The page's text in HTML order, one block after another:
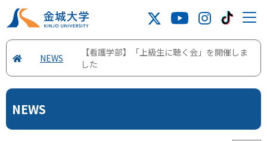
NEWS
【看護学部】「上級生に聴く会」を開催しま
した
NEWS